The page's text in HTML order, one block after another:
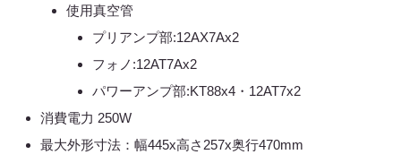
使用真空管
プリアンプ部:12AX7Ax2
フォノ:12AT7Ax2
パワーアンプ部:KT88x4・12AT7x2
消費電力 250W
最大外形寸法：幅445x高さ257x奥行470mm